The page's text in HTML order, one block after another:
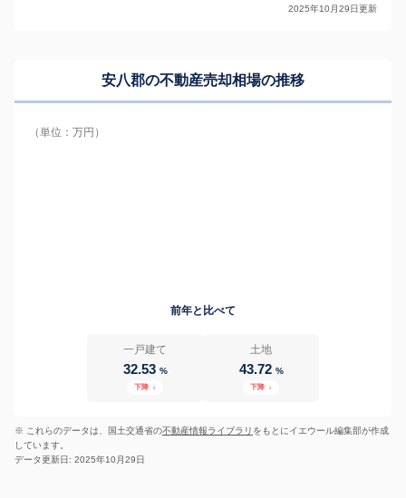
2025年10月29日更新
安八郡の不動産売却相場の推移
（単位：万円）
前年と比べて
一戸建て
32.53 %
下降 ↓
土地
43.72 %
下降 ↓
※ これらのデータは、国土交通省の不動産情報ライブラリ をもとにイエウール編集部が作成
しています。
データ更新日: 2025年10月29日